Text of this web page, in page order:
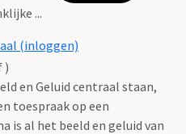
...
(inloggen)
)
en Geluid centraal staan,
toespraak op een
is al het beeld en geluid van